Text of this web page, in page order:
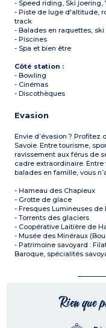
- Speed riding, Ski joering,
- Piste de luge d'altitude,
track
- Balades en raquettes,
- Piscines
- Spa et bien être
Côté station :
- Bowling
- Cinémas
- Discothèques
Evasion
Envie d’évasion ? Profitez
Savoie. Entre tourisme,
ravissement aux férus de
cadre extraordinaire.
balades en famille, vous
- Hameau des Chapieux
- Grotte de glace
- Fresques Lumineuses de
- Torrents des glaciers
- Coopérative Laitière de
- Musée des Minéraux
- Patrimoine savoyard :
Baroque, spécialités
Rien que